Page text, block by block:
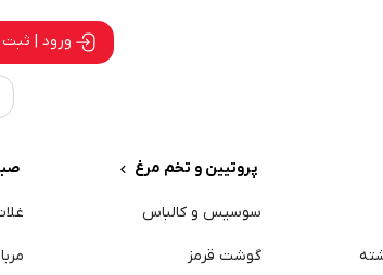
ورود | ثبت
پروتیین و تخم مرغ
سوسیس و کالباس
گوشت قرمز مربا